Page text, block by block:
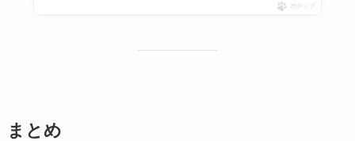
ポチップ
まとめ